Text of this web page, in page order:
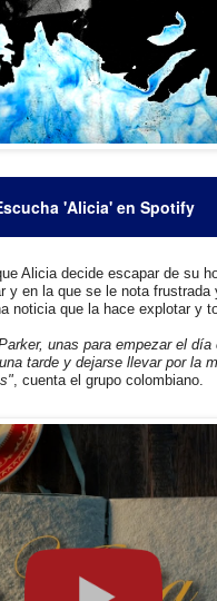
'Alicia' en Spotify
Alicia decide escapar de su
y en la que se le nota
noticia que la hace explotar y
unas para empezar el
tarde y dejarse llevar por la
, cuenta el grupo colombiano.